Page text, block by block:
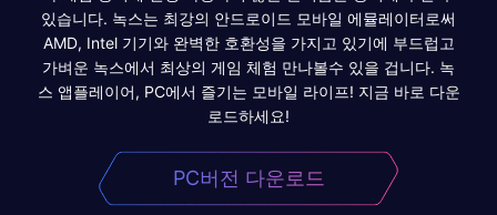
있습니다. 녹스는 최강의 안드로이드 모바일 에뮬레이터로써
AMD, Intel 기기와 완벽한 호환성을 가지고 있기에 부드럽고
가벼운 녹스에서 최상의 게임 체험 만나볼수 있을 겁니다. 녹
스 앱플레이어, PC에서 즐기는 모바일 라이프! 지금 바로 다운
로드하세요!
PC버전 다운로드